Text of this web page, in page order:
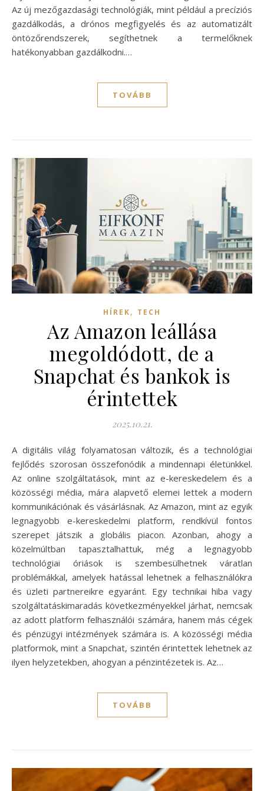
Az új mezőgazdasági technológiák, mint például a precíziós
gazdálkodás, a drónos megfigyelés és az automatizált
öntözőrendszerek, segíthetnek a termelőknek
hatékonyabban gazdálkodni.…
TOVÁBB
HÍREK, TECH
Az Amazon leállása
megoldódott, de a
Snapchat és bankok is
érintettek
2025.10.21.
A digitális világ folyamatosan változik, és a technológiai
fejlődés szorosan összefonódik a mindennapi életünkkel.
Az online szolgáltatások, mint az e-kereskedelem és a
közösségi média, mára alapvető elemei lettek a modern
kommunikációnak és vásárlásnak. Az Amazon, mint az egyik
legnagyobb e-kereskedelmi platform, rendkívül fontos
szerepet játszik a globális piacon. Azonban, ahogy a
közelmúltban tapasztalhattuk, még a legnagyobb
technológiai óriások is szembesülhetnek váratlan
problémákkal, amelyek hatással lehetnek a felhasználókra
és üzleti partnereikre egyaránt. Egy technikai hiba vagy
szolgáltatáskimaradás következményekkel járhat, nemcsak
az adott platform felhasználói számára, hanem más cégek
és pénzügyi intézmények számára is. A közösségi média
platformok, mint a Snapchat, szintén érintettek lehetnek az
ilyen helyzetekben, ahogyan a pénzintézetek is. Az…
TOVÁBB